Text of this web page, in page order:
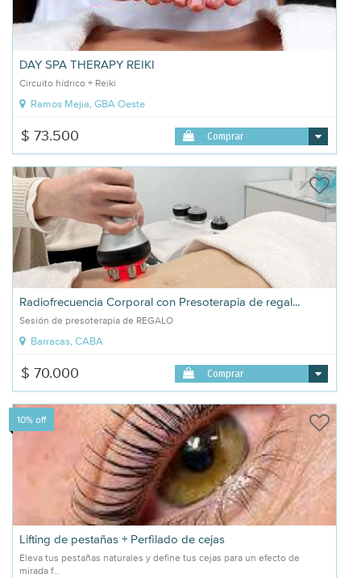
DAY SPA THERAPY REIKI
Circuito hídrico + Reiki
Ramos Mejia, GBA Oeste
$ 73.500 Comprar
Radiofrecuencia Corporal con Presoterapia de regal...
Sesión de presoterapia de REGALO
Barracas, CABA
$ 70.000 Comprar
10% off
Lifting de pestañas + Perfilado de cejas
Eleva tus pestañas naturales y define tus cejas para un efecto de
mirada f...